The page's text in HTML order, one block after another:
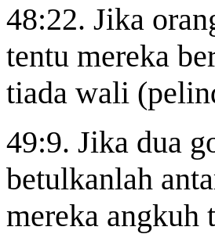
48:22. Jika
tentu mereka
tiada wali
49:9. Jika dua
betulkanlah
mereka angkuh